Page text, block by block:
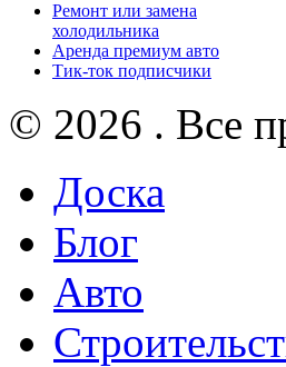
Ремонт или замена
холодильника
Аренда премиум авто
Тик-ток подписчики
© 2026 . Все
Доска
Блог
Авто